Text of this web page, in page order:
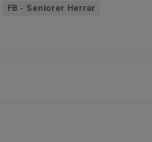
FB - Seniorer Herrar